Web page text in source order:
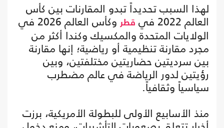
لهذا السبب تحديداً تبدو المقارنات بين كأس
العالم 2022 في قطر
وكأس العالم 2026 في
الولايات المتحدة والمكسيك وكندا أكثر من
مجرد مقارنة تنظيمية أو رياضية؛ إنها مقارنة
بين سرديتين حضاريتين مختلفتين، وبين
رؤيتين لدور الرياضة في عالم مضطرب
سياسياً وثقافياً.
منذ الأسابيع الأولى للبطولة الأمريكية، برزت